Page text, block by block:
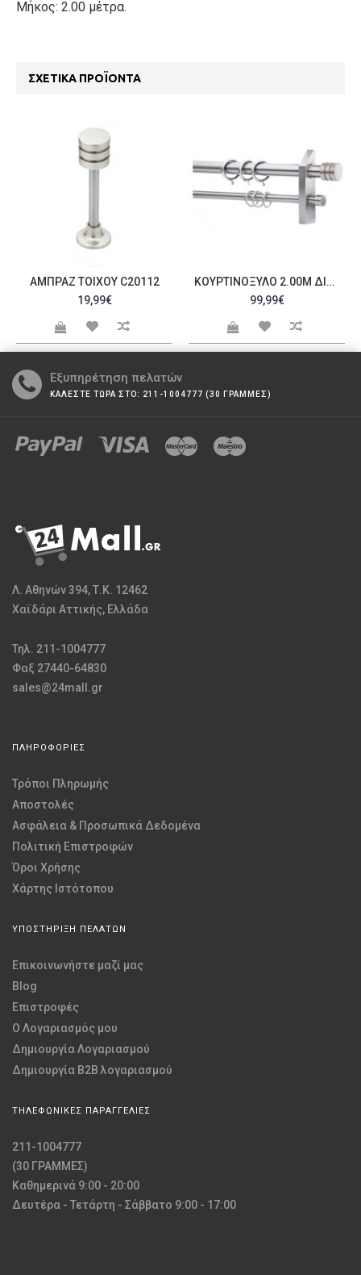
Μήκος: 2.00 μέτρα.
ΣΧΕΤΙΚΆ ΠΡΟΪΌΝΤΑ
ΑΜΠΡΆΖ ΤΟΊΧΟΥ C20112
19,99€
ΚΟΥΡΤΙΝΌΞΥΛΟ 2.00M ΔΙΠΛΌ C23632
99,99€
Εξυπηρέτηση πελατών
ΚΑΛΕΣΤΕ ΤΩΡΑ ΣΤΟ: 211-1004777 (30 ΓΡΑΜΜΕΣ)
Λ. Αθηνών 394, Τ.Κ. 12462
Χαϊδάρι Αττικής, Ελλάδα
Τηλ. 211-1004777
Φαξ 27440-64830
sales@24mall.gr
ΠΛΗΡΟΦΟΡΙΕΣ
Τρόποι Πληρωμής
Αποστολές
Ασφάλεια & Προσωπικά Δεδομένα
Πολιτική Επιστροφών
Όροι Χρήσης
Χάρτης Ιστότοπου
ΥΠΟΣΤΗΡΙΞΗ ΠΕΛΑΤΩΝ
Επικοινωνήστε μαζί μας
Blog
Επιστροφές
O Λογαριασμός μου
Δημιουργία Λογαριασμού
Δημιουργία B2B λογαριασμού
ΤΗΛΕΦΩΝΙΚΕΣ ΠΑΡΑΓΓΕΛΙΕΣ
211-1004777
(30 ΓΡΑΜΜΕΣ)
Καθημερινά 9:00 - 20:00
Δευτέρα - Τετάρτη - Σάββατο 9:00 - 17:00